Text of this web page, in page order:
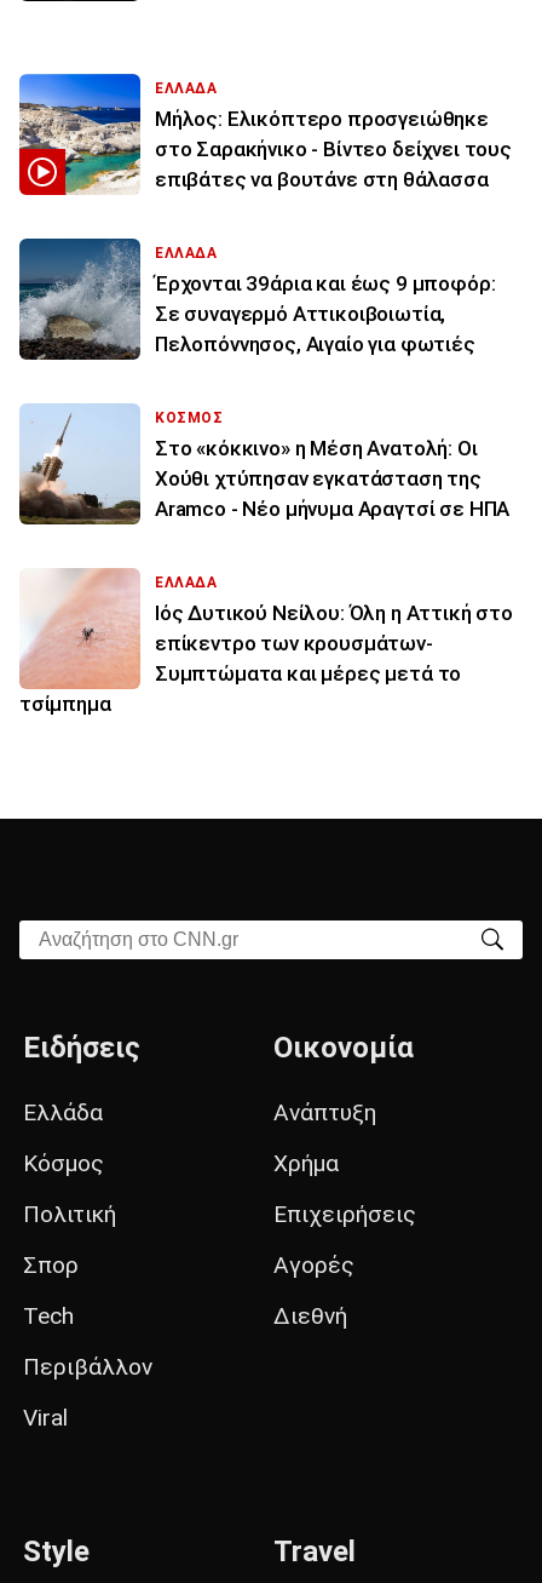
ΕΛΛΑΔΑ
Μήλος: Ελικόπτερο προσγειώθηκε
στο Σαρακήνικο - Βίντεο δείχνει τους
επιβάτες να βουτάνε στη θάλασσα
ΕΛΛΑΔΑ
Έρχονται 39άρια και έως 9 μποφόρ:
Σε συναγερμό Αττικοιβοιωτία,
Πελοπόννησος, Αιγαίο για φωτιές
ΚΟΣΜΟΣ
Στο «κόκκινο» η Μέση Ανατολή: Οι
Χούθι χτύπησαν εγκατάσταση της
Aramco - Νέο μήνυμα Αραγτσί σε ΗΠΑ
ΕΛΛΑΔΑ
Ιός Δυτικού Νείλου: Όλη η Αττική στο
επίκεντρο των κρουσμάτων-
Συμπτώματα και μέρες μετά το
τσίμπημα
Αναζήτηση στο CNN.gr
Ειδήσεις
Ελλάδα
Κόσμος
Πολιτική
Σπορ
Tech
Περιβάλλον
Viral
Οικονομία
Ανάπτυξη
Χρήμα
Επιχειρήσεις
Αγορές
Διεθνή
Style Travel